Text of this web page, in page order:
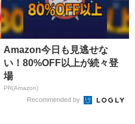
Amazon今日も見逃せな
い！80%OFF以上が続々登
場
PR(Amazon)
Recommended by